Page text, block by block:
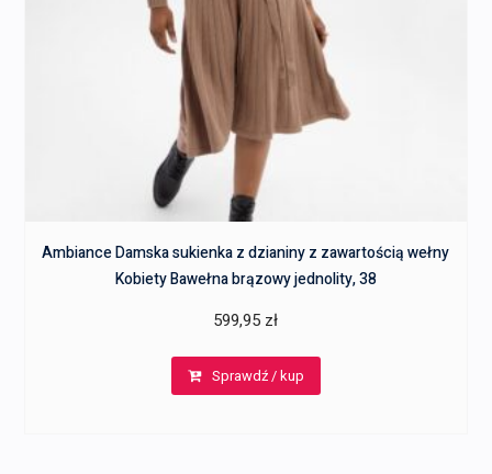
Ambiance Damska sukienka z dzianiny z zawartością wełny
Kobiety Bawełna brązowy jednolity, 38
599,95 zł
Sprawdź / kup